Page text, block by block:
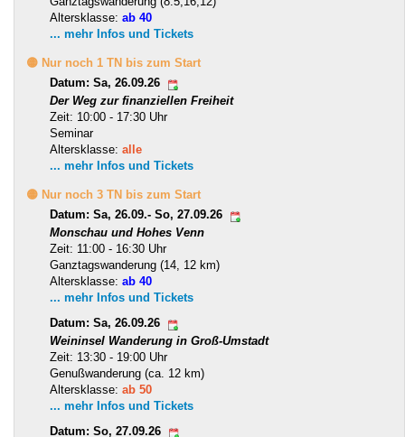
Altersklasse: ab 40
... mehr Infos und Tickets
🟡 Nur noch 1 TN bis zum Start
Datum: Sa, 26.09.26
Der Weg zur finanziellen Freiheit
Zeit: 10:00 - 17:30 Uhr
Seminar
Altersklasse: alle
... mehr Infos und Tickets
🟡 Nur noch 3 TN bis zum Start
Datum: Sa, 26.09.- So, 27.09.26
Monschau und Hohes Venn
Zeit: 11:00 - 16:30 Uhr
Ganztagswanderung (14, 12 km)
Altersklasse: ab 40
... mehr Infos und Tickets
Datum: Sa, 26.09.26
Weininsel Wanderung in Groß-Umstadt
Zeit: 13:30 - 19:00 Uhr
Genußwanderung (ca. 12 km)
Altersklasse: ab 50
... mehr Infos und Tickets
Datum: So, 27.09.26